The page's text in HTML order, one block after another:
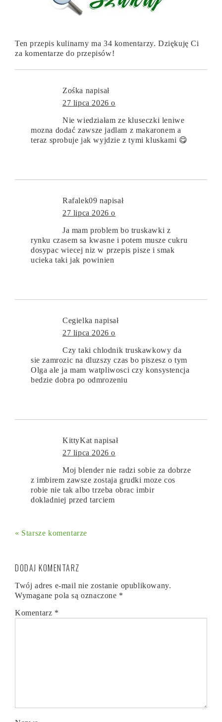
Ten przepis kulinarny ma 34 komentarzy. Dziękuję Ci
za komentarze do przepisów!
Zośka napisał
27 lipca 2026 o
Nie wiedziałam ze kluseczki leniwe
mozna dodać zawsze jadlam z makaronem a
teraz sprobuje jak wyjdzie z tymi kluskami 😋
Rafalek09 napisał
27 lipca 2026 o
Ja mam problem bo truskawki z
rynku czasem sa kwasne i potem musze cukru
dosypac wiecej niz w przepis pisze i smak
ucieka taki jak powinien
Cegielka napisał
27 lipca 2026 o
Czy taki chlodnik truskawkowy da
sie zamrozic na dluzszy czas bo piszesz o tym
Olga ale ja mam watpliwosci czy konsystencja
bedzie dobra po odmrozeniu
KittyKat napisał
27 lipca 2026 o
Moj blender nie radzi sobie za dobrze
z imbirem zawsze zostaja grudki moze cos
robie nie tak albo trzeba obrac imbir
dokladniej przed tarciem
« Starsze komentarze
DODAJ KOMENTARZ
Twój adres e-mail nie zostanie opublikowany.
Wymagane pola są oznaczone *
Komentarz *